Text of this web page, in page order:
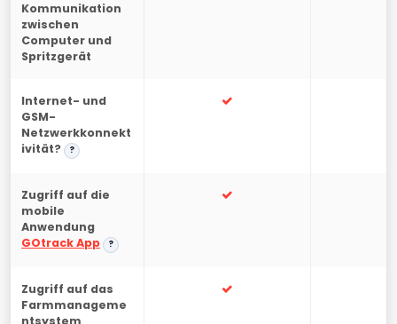
Kommunikation
zwischen
Computer und
Spritzgerät
Internet- und
GSM-
Netzwerkkonnekt
ivität?
?
Zugriff auf die
mobile
Anwendung
GOtrack App
?
Zugriff auf das
Farmmanageme